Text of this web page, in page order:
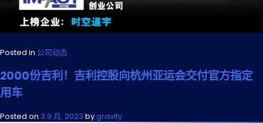
Posted in 公司动态
2000份吉利！吉利控股向杭州亚运会交付官方指定
用车
Posted on 3 9 月, 2023 bygravity